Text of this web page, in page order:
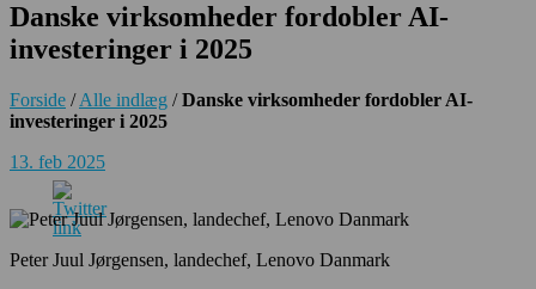
Danske virksomheder fordobler AI-
investeringer i 2025
Forside /Alle indlæg /Danske virksomheder fordobler AI-
investeringer i 2025
13. feb 2025
Peter Juul Jørgensen, landechef, Lenovo Danmark